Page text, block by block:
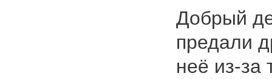
Добрый
предали
неё из-за